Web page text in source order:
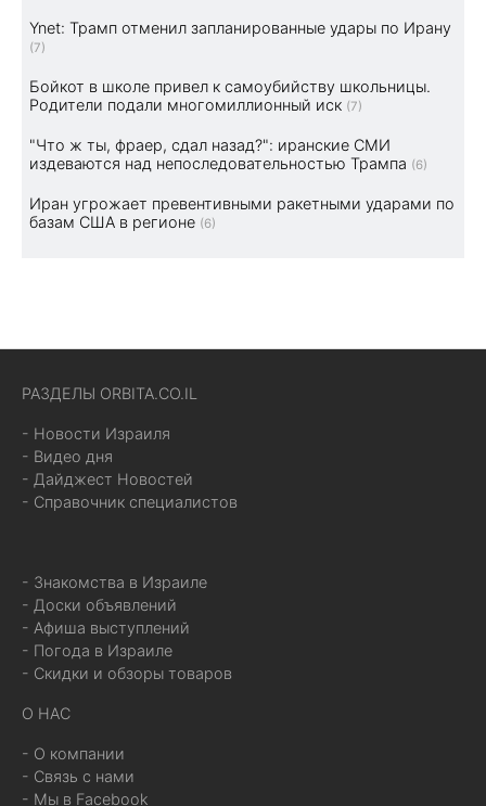
Ynet: Трамп отменил запланированные удары по Ирану
(7)
Бойкот в школе привел к самоубийству школьницы.
Родители подали многомиллионный иск (7)
"Что ж ты, фраер, сдал назад?": иранские СМИ
издеваются над непоследовательностью Трампа (6)
Иран угрожает превентивными ракетными ударами по
базам США в регионе (6)
РАЗДЕЛЫ ORBITA.CO.IL
- Новости Израиля
- Видео дня
- Дайджест Новостей
- Справочник специалистов
- Знакомства в Израиле
- Доски объявлений
- Афиша выступлений
- Погода в Израиле
- Скидки и обзоры товаров
О НАС
- О компании
- Связь с нами
- Мы в Facebook